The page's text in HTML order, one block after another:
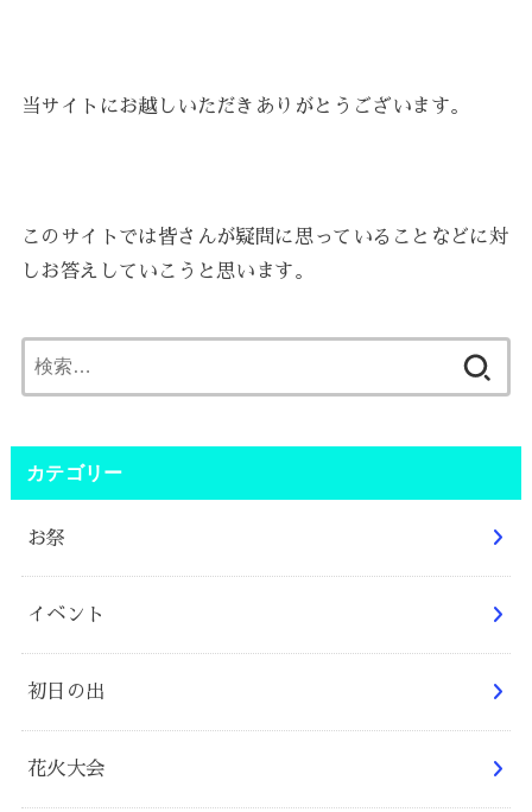
当サイトにお越しいただきありがとうございます。
このサイトでは皆さんが疑問に思っていることなどに対
しお答えしていこうと思います。
索:
カテゴリー
お祭
イベント
初日の出
花火大会